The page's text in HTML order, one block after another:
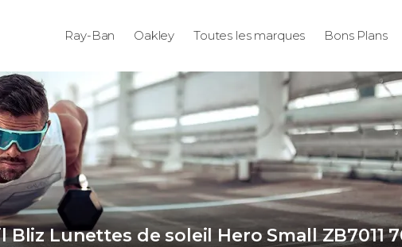
Ray-Ban Oakley Toutes les marques Bons Plans
Lunettes de soleil Hero Small ZB7011